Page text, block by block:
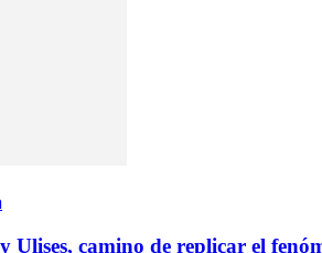
Ulises, camino de replicar el